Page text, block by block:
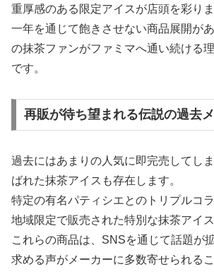
重厚感のある限定アイスが店頭を彩りま
一年を通じて飽きさせない商品展開が
の抹茶ファンがファミマへ通い続ける
です。
再販が待ち望まれる伝説の過去
過去にはあまりの人気に即完売してし
ばれた抹茶アイスも存在します。
特定の有名パティシエとのトリプルコ
地域限定で販売された特別な抹茶アイス
これらの商品は、SNSを通じて話題が
求める声がメーカーに多数寄せられる